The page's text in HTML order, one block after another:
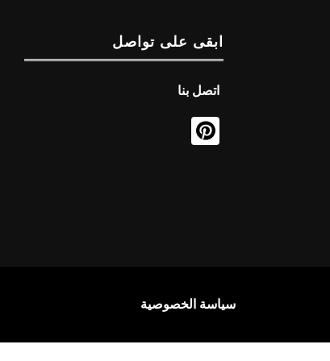
ابقى على تواصل
اتصل بنا
سياسة الخصوصية